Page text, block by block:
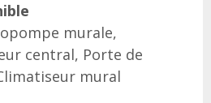
murale,
central, Porte de
mural